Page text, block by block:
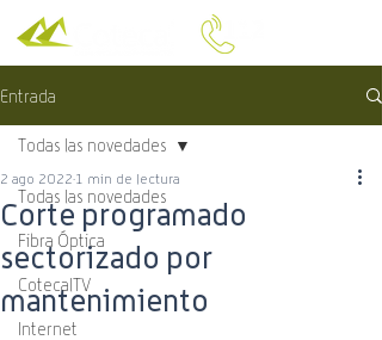
Entrada
Todas las novedades
Fibra Óptica
CotecalTV
Internet
Todas las novedades
Corte programado
sectorizado por
mantenimiento
2 ago 2022 1 min de lectura